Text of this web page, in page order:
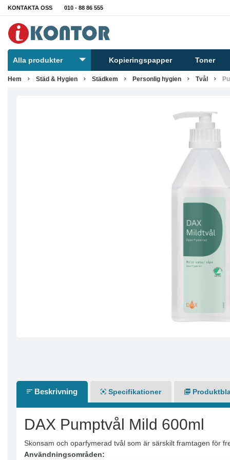
KONTAKTA OSS 010 - 88 86 555
Alla produkter Kopieringspapper Toner
Hem Städ & Hygien Städkem Personlig hygien Tvål
Beskrivning Specifikationer
DAX Pumptvål Mild 600ml
Skonsam och oparfymerad tvål som är särskilt framtagen för
Användningsområden: